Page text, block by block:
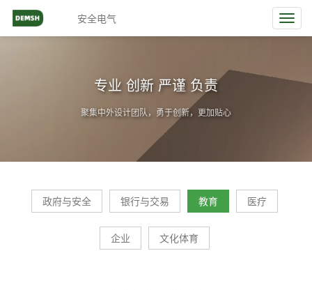
安全电气
专业 创新 严谨 负责
聚集中外设计团队，勇于创新，更加贴心
政府与安全 银行与交易 教育 医疗
企业 文化体育